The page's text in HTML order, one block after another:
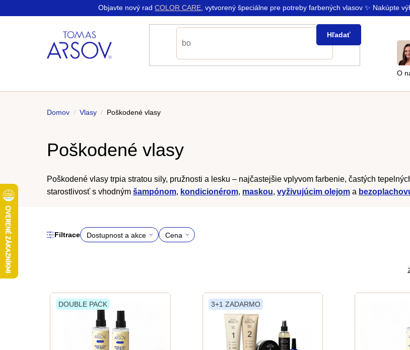
na
Objavte nový rad COLOR CARE, vytvorený špeciálne pre potreby farbených vlasov ✨ Nakúpte
O
Hľadať
Domov / Vlasy / Poškodené vlasy
Poškodené vlasy
Poškodené vlasy trpia stratou sily, pružnosti a lesku – najčastejšie vplyvom farbenie, častých
starostlivosť s vhodným šampónom, kondicionérom, maskou, vyživujúcim olejom a
Filtrace Dostupnost a akce Cena
V
DOUBLE PACK 3+1 ZADARMO
Späťdo
Späťdo